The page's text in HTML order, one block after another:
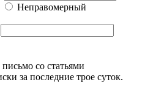
Неправомерный
со статьями
за последние трое суток.